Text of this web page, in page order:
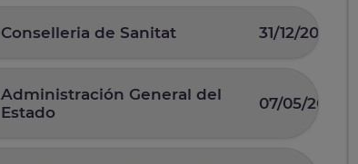
Conselleria de Sanitat 31/12/2025
Administración General del
Estado
07/05/2026